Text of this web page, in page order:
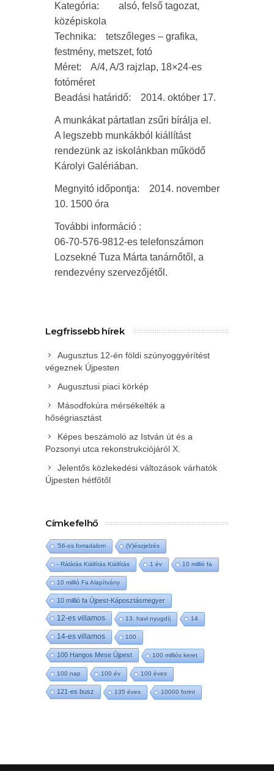
Kategória: alsó, felső tagozat,
középiskola
Technika: tetszőleges – grafika,
festmény, metszet, fotó
Méret: A/4, A/3 rajzlap, 18×24-es
fotóméret
Beadási határidő: 2014. október 17.
A munkákat pártatlan zsűri bírálja el.
A legszebb munkákból kiállítást
rendezünk az iskolánkban működő
Károlyi Galériában.
Megnyitó időpontja: 2014. november
10. 1500 óra
További információ :
06-70-576-9812-es telefonszámon
Lozsekné Tuza Márta tanárnőtől, a
rendezvény szervezőjétől.
Legfrissebb hírek
Augusztus 12-én földi szúnyoggyérítést
végeznek Újpesten
Augusztusi piaci körkép
Másodfokúra mérsékelték a
hőségriasztást
Képes beszámoló az István út és a
Pozsonyi utca rekonstrukciójáról X.
Jelentős közlekedési változások várhatók
Újpesten hétfőtől
Címkefelhő
'56-os forradalom (V)észjelzés
- Rálátás Kiállítás Kiállítás 1 év 10 millió fa
10 millió Fa Alapítvány
10 millió fa Újpest-Káposztásmegyer
12-es villamos 13. havi nyugdíj 14
14-es villamos 100
100 Hangos Mese Újpest 100 milliós keret
100 nap 100 év 100 éves
121-es busz 135 éves 10000 forint